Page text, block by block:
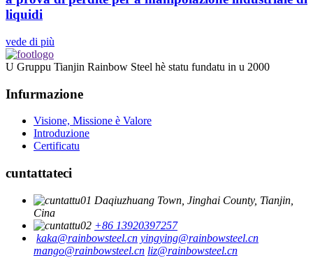
liquidi
vede di più
U Gruppu Tianjin Rainbow Steel hè statu fundatu in u 2000
Infurmazione
Visione, Missione è Valore
Introduzione
Certificatu
cuntattateci
Daqiuzhuang Town, Jinghai County, Tianjin,
Cina
+86 13920397257
kaka@rainbowsteel.cn yingying@rainbowsteel.cn
mango@rainbowsteel.cn liz@rainbowsteel.cn